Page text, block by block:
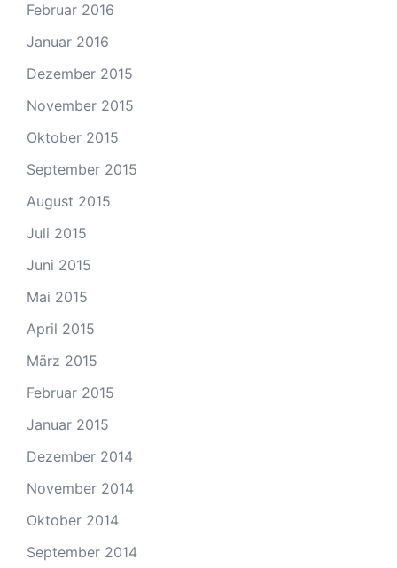
Februar 2016
Januar 2016
Dezember 2015
November 2015
Oktober 2015
September 2015
August 2015
Juli 2015
Juni 2015
Mai 2015
April 2015
März 2015
Februar 2015
Januar 2015
Dezember 2014
November 2014
Oktober 2014
September 2014